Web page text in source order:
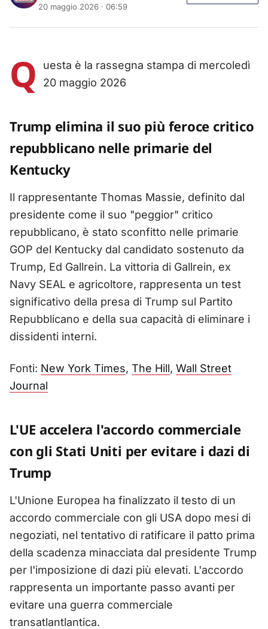
20 maggio 2026 · 06:59
Q
uesta è la rassegna stampa di mercoledì
20 maggio 2026
Trump elimina il suo più feroce critico
repubblicano nelle primarie del
Kentucky
Il rappresentante Thomas Massie, definito dal
presidente come il suo "peggior" critico
repubblicano, è stato sconfitto nelle primarie
GOP del Kentucky dal candidato sostenuto da
Trump, Ed Gallrein. La vittoria di Gallrein, ex
Navy SEAL e agricoltore, rappresenta un test
significativo della presa di Trump sul Partito
Repubblicano e della sua capacità di eliminare i
dissidenti interni.
Fonti: New York Times, The Hill, Wall Street
Journal
L'UE accelera l'accordo commerciale
con gli Stati Uniti per evitare i dazi di
Trump
L'Unione Europea ha finalizzato il testo di un
accordo commerciale con gli USA dopo mesi di
negoziati, nel tentativo di ratificare il patto prima
della scadenza minacciata dal presidente Trump
per l'imposizione di dazi più elevati. L'accordo
rappresenta un importante passo avanti per
evitare una guerra commerciale
transatlantlantica.